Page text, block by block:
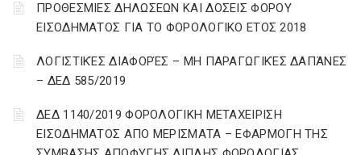
ΠΡΟΘΕΣΜΙΕΣ ΔΗΛΩΣΕΩΝ ΚΑΙ ΔΟΣΕΙΣ ΦΟΡΟΥ
ΕΙΣΟΔΗΜΑΤΟΣ ΓΙΑ ΤΟ ΦΟΡΟΛΟΓΙΚΟ ΕΤΟΣ 2018
ΛΟΓΙΣΤΙΚΈΣ ΔΙΑΦΟΡΈΣ – ΜΗ ΠΑΡΑΓΩΓΙΚΈΣ ΔΑΠΆΝΕΣ
– ΔΕΔ 585/2019
ΔΕΔ 1140/2019 ΦΟΡΟΛΟΓΙΚΗ ΜΕΤΑΧΕΙΡΙΣΗ
ΕΙΣΟΔΗΜΑΤΟΣ ΑΠΟ ΜΕΡΙΣΜΑΤΑ – ΕΦΑΡΜΟΓΗ ΤΗΣ